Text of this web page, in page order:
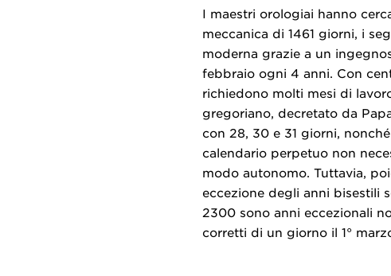
I maestri orologiai hanno
meccanica di 1461 giorni, i
moderna grazie a un
febbraio ogni 4 anni. Con
richiedono molti mesi di
gregoriano, decretato da
con 28, 30 e 31 giorni,
calendario perpetuo non
modo autonomo. Tuttavia,
eccezione degli anni bisestili
2300 sono anni eccezionali
corretti di un giorno il 1°